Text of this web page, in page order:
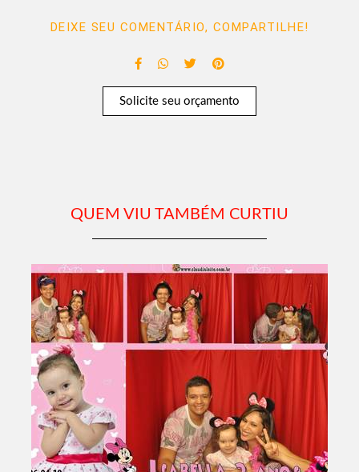
DEIXE SEU COMENTÁRIO, COMPARTILHE!
Solicite seu orçamento
QUEM VIU TAMBÉM CURTIU